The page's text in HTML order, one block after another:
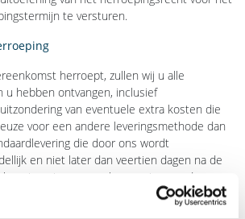
te versturen.
herroept, zullen wij u alle
u hebben ontvangen, inclusief
van eventuele extra kosten die
voor een andere leveringsmethode dan
die door ons wordt
en niet later dan veertien dagen na de
van uw herroeping van deze
ontvangen, terugbetalen. Wij gebruiken
hetzelfde betaalmiddel dat u voor de